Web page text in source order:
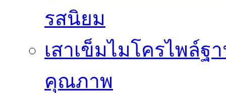
รสนิยม
เสาเข็มไมโครไพล์ฐ
คุณภาพ